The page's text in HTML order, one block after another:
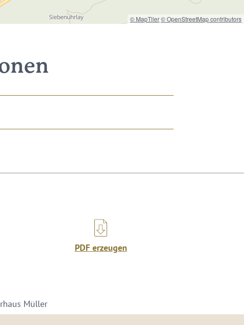
© MapTiler© OpenStreetMap contributors
PDF erzeugen
Müller